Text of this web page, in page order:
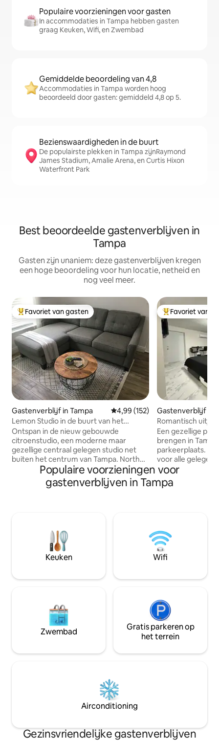
Populaire voorzieningen voor gasten
In accommodaties in Tampa hebben gasten
graag Keuken, Wifi, en Zwembad
Gemiddelde beoordeling van 4,8
Accommodaties in Tampa worden hoog
beoordeeld door gasten: gemiddeld 4,8 op 5.
Bezienswaardigheden in de buurt
De populairste plekken in Tampa zijnRaymond
James Stadium, Amalie Arena, en Curtis Hixon
Waterfront Park
Best beoordeelde gastenverblijven in
Tampa
Gasten zijn unaniem: deze gastenverblijven kregen
een hoge beoordeling voor hun locatie, netheid en
nog veel meer.
Topfavoriet van gasten
Favoriet van gasten
Gastenverblijf in Tampa Gemiddelde beoordeling van
4,99 (152)
Lemon Studio in de buurt van het
centrum van Tampa
Ontspan in de nieuw gebouwde
citroenstudio, een moderne maar
gezellige centraal gelegen studio net
buiten het centrum van Tampa. North
Hyde Park ligt op slechts een paar
minuten van de luchthaven en heeft
gemakkelijke toegang tot de snelweg.
Walk, Armature Works, winkelen in Hyde
Park Village en vele lokale
bezienswaardigheden... Parkeren
beschikbaar/Zelf inchecken, komen en
Topfavoriet van
Favoriet van
Gastenverblijf in
ountry
Romantisch
Een gezellige
brengen in
parkeerplaats.
voor alle
bruiloft, speciale
nog veel meer!
op met je ideeën
Airport, Ybor
Clearwater
centraal gelegen
wens van te
Populaire voorzieningen voor
gastenverblijven in Tampa
Keuken Wifi
Zwembad
Gratis parkeren op
het terrein
Airconditioning
Gezinsvriendelijke gastenverblijven